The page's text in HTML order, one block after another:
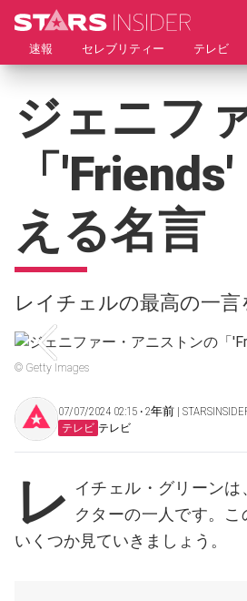
速報 セレブリティー テレビ
ジェニフ
「
える名言
レイチェルの最高の一言
© Getty Images
07/07/2024 02:15 ‧ 2年前 |
テレビ テレビ
レ イチェル・グリーン
クターの一人です。
いくつか見ていきましょう。